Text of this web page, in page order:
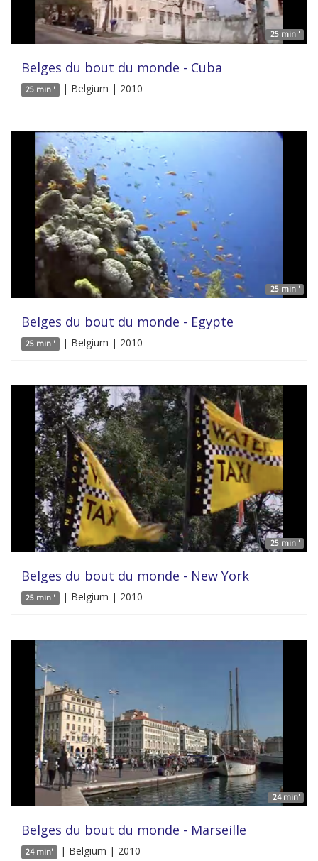
25 min '
Belges du bout du monde - Cuba
25 min ' | Belgium | 2010
25 min '
Belges du bout du monde - Egypte
25 min ' | Belgium | 2010
25 min '
Belges du bout du monde - New York
25 min ' | Belgium | 2010
24 min'
Belges du bout du monde - Marseille
24 min' | Belgium | 2010